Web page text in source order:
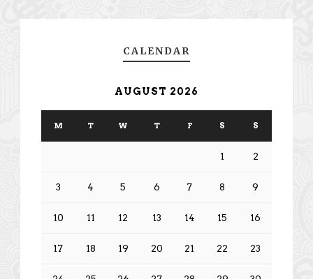
CALENDAR
AUGUST 2026
M T W T F S S
1 2
3 4 5 6 7 8 9
10 11 12 13 14 15 16
17 18 19 20 21 22 23